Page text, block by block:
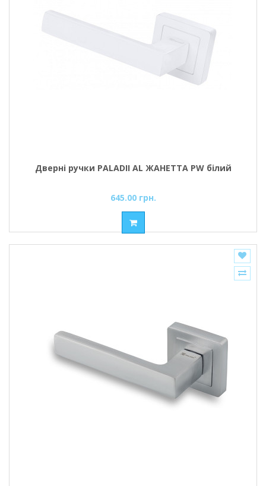
Дверні ручки PALADII AL ЖАНЕТТА PW білий
645.00 грн.